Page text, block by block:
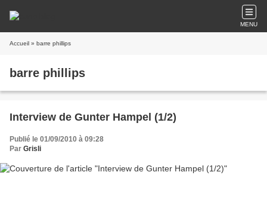
MENU
Accueil » barre phillips
barre phillips
Interview de Gunter Hampel (1/2)
Publié le 01/09/2010 à 09:28
Par Grisli